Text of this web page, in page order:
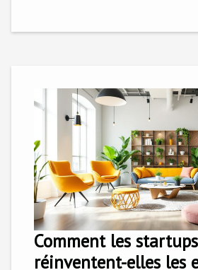
Comment les startups
réinventent-elles les